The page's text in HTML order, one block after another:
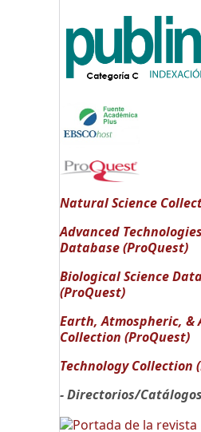
Natural Science
Advanced
Database (ProQuest)
Biological Science
(ProQuest)
Earth, Atmospheric, &
Collection (ProQuest)
Technology Collection
- Directorios/